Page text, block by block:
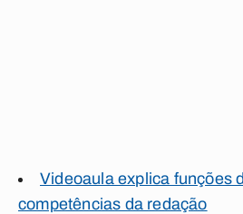
Videoaula explica funções
competências da redação